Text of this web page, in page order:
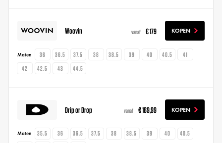
Woovin vanaf € 179 KOPEN
Maten 36 36.5 37.5 38 38.5 39 40 40.5
41
42
42.5 43 44.5
Drip or Drop vanaf € 169,99 KOPEN
Maten 35.5 36 36.5 37.5 38 38.5 39 40
40.5